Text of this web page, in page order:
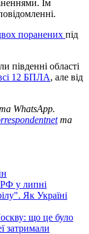
Їм
поранених під
південні області
12 БПЛА, але від
WhatsApp.
та
у липні
Як Україні
що це було
затримали